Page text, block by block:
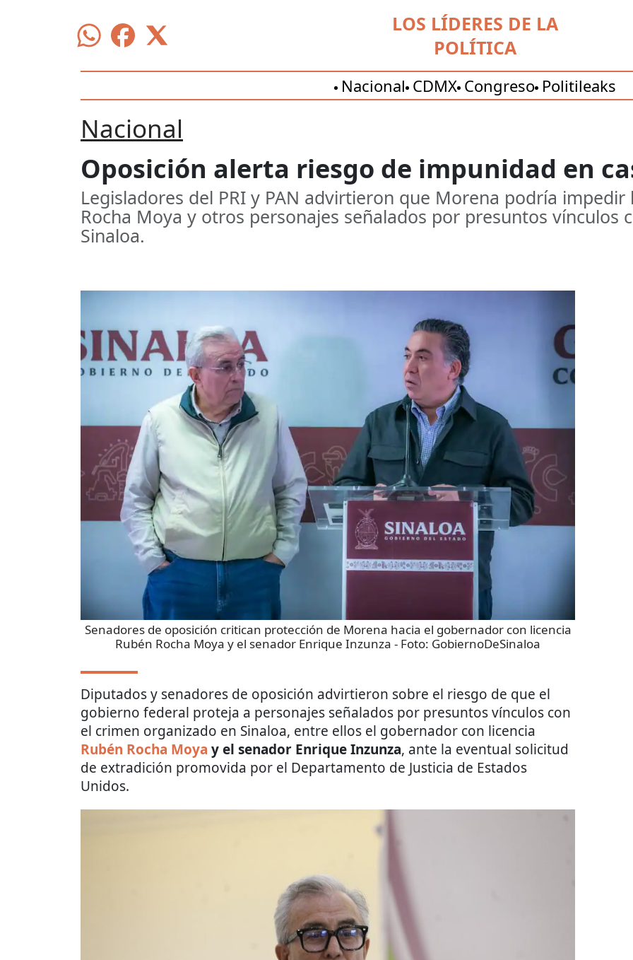
LOS LÍDERES DE LA
POLÍTICA
Nacional CDMX Congreso Politileaks
Nacional
Oposición alerta riesgo de impunidad en
Legisladores del PRI y PAN advirtieron que Morena podría
Rocha Moya y otros personajes señalados por presuntos vínculos
Sinaloa.
Senadores de oposición critican protección de Morena hacia el gobernador con licencia
Rubén Rocha Moya y el senador Enrique Inzunza - Foto: GobiernoDeSinaloa
Diputados y senadores de oposición advirtieron sobre el riesgo de que el
gobierno federal proteja a personajes señalados por presuntos vínculos con
el crimen organizado en Sinaloa, entre ellos el gobernador con licencia
Rubén Rocha Moya y el senador Enrique Inzunza, ante la eventual solicitud
de extradición promovida por el Departamento de Justicia de Estados
Unidos.